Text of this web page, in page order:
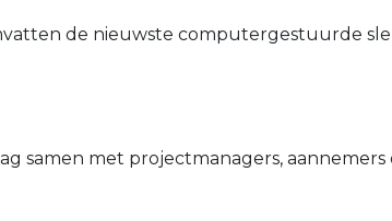
de nieuwste computergestuurde
samen met projectmanagers,